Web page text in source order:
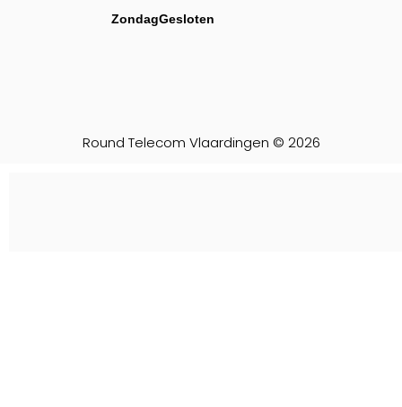
ZondagGesloten
Round Telecom Vlaardingen © 2026